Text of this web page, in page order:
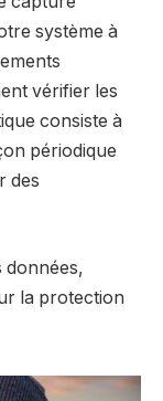
système à
vérifier les
consiste à
périodique
des
données,
la protection